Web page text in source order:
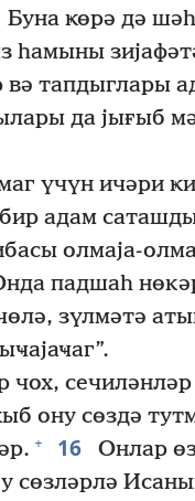
Буна ҝөрә дә
һамыны
тапдыглары
да јығыб
үчүн ичәри
адам
олмаја-
падшаһ
зүлмәтә
чох,
ону сөздә
+ 16
Онлар
сөзләрлә